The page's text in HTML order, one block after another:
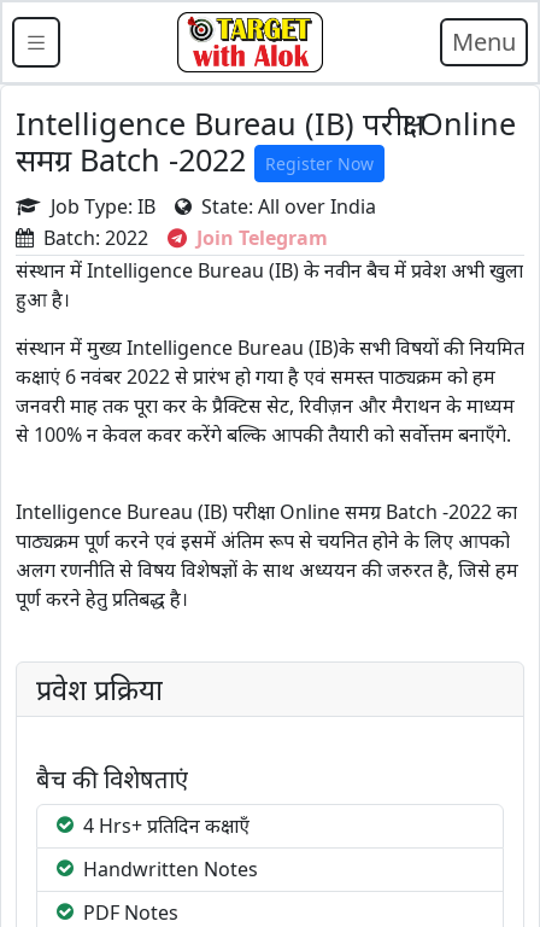
Menu
Intelligence Bureau (IB) परीक्षा Online
समग्र Batch -2022
Register Now
Job Type: IB
State: All over India
Batch: 2022
Join Telegram
संस्थान में Intelligence Bureau (IB) के नवीन बैच में प्रवेश अभी खुला
हुआ है।
संस्थान में मुख्य Intelligence Bureau (IB)के सभी विषयों की नियमित
कक्षाएं 6 नवंबर 2022 से प्रारंभ हो गया है एवं समस्त पाठ्यक्रम को हम
जनवरी माह तक पूरा कर के प्रैक्टिस सेट, रिवीज़न और मैराथन के माध्यम
से 100% न केवल कवर करेंगे बल्कि आपकी तैयारी को सर्वोत्तम बनाएँगे.
Intelligence Bureau (IB) परीक्षा Online समग्र Batch -2022 का
पाठ्यक्रम पूर्ण करने एवं इसमें अंतिम रूप से चयनित होने के लिए आपको
अलग रणनीति से विषय विशेषज्ञों के साथ अध्ययन की जरुरत है, जिसे हम
पूर्ण करने हेतु प्रतिबद्ध है।
प्रवेश प्रक्रिया
बैच की विशेषताएं
4 Hrs+ प्रतिदिन कक्षाएँ
Handwritten Notes
PDF Notes